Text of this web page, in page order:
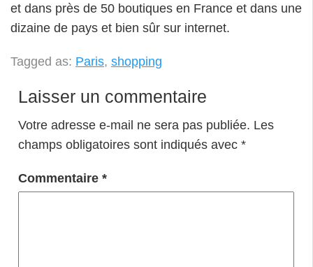
et dans près de 50 boutiques en France et dans une
dizaine de pays et bien sûr sur internet.
Tagged as: Paris, shopping
Laisser un commentaire
Votre adresse e-mail ne sera pas publiée. Les
champs obligatoires sont indiqués avec *
Commentaire *